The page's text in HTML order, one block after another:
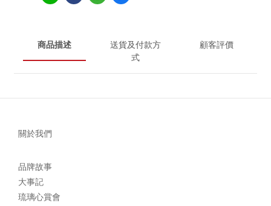
商品描述
送貨及付款方
式
顧客評價
關於我們
品牌故事
大事記
琉璃心賞會